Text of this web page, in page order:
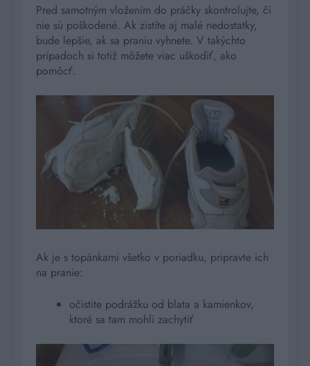
Pred samotným vložením do práčky skontrolujte, či
nie sú poškodené. Ak zistíte aj malé nedostatky,
bude lepšie, ak sa praniu vyhnete. V takýchto
prípadoch si totiž môžete viac uškodiť, ako
pomôcť.
Ak je s topánkami všetko v poriadku, pripravte ich
na pranie:
očistite podrážku od blata a kamienkov,
ktoré sa tam mohli zachytiť